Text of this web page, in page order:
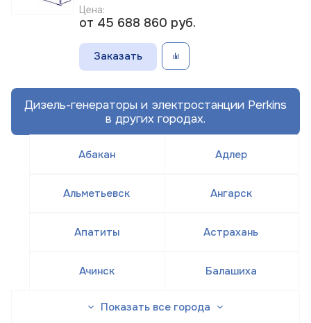
Цена:
от 45 688 860 руб.
Заказать
Дизель-генераторы и электростанции Perkins
в других городах.
Абакан Адлер
Альметьевск Ангарск
Апатиты Астрахань
Ачинск Балашиха
Показать все города